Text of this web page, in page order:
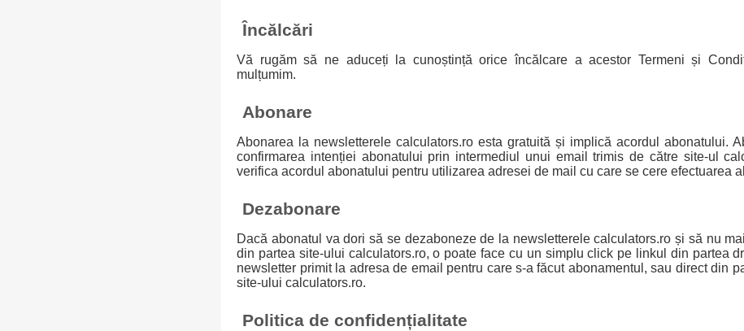
Încălcări
Vă rugăm să ne aduceți la cunoștință orice încălcare a acestor Termeni și
mulțumim.
Abonare
Abonarea la newsletterele calculators.ro esta gratuită și implică acordul abonatului.
confirmarea intenției abonatului prin intermediul unui email trimis de către site-ul
verifica acordul abonatului pentru utilizarea adresei de mail cu care se cere efectuarea
Dezabonare
Dacă abonatul va dori să se dezaboneze de la newsletterele calculators.ro și să nu
din partea site-ului calculators.ro, o poate face cu un simplu click pe linkul din partea
newsletter primit la adresa de email pentru care s-a făcut abonamentul, sau direct din
site-ului calculators.ro.
Politica de confidențialitate